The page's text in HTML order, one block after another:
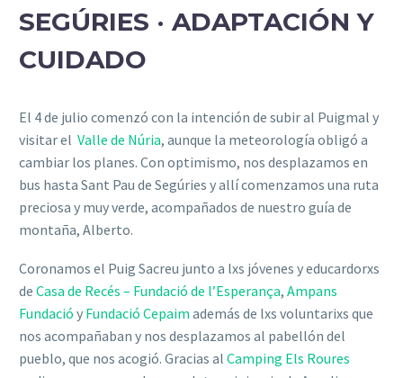
SEGÚRIES · ADAPTACIÓN Y
CUIDADO
El 4 de julio comenzó con la intención de subir al Puigmal y
visitarel Valle de Núria, aunque la meteorología obligó a
cambiar los planes. Con optimismo, nos desplazamos en
bus hasta Sant Pau de Segúries y allí comenzamos una ruta
preciosa y muy verde, acompañados de nuestro guía de
montaña, Alberto.
Coronamos el Puig Sacreu junto a lxs jóvenes y educardorxs
de Casa de Recés – Fundació de l’Esperança, Ampans
Fundació y Fundació Cepaim además de lxs voluntarixs que
nos acompañaban y nos desplazamos al pabellón del
pueblo, que nos acogió. Gracias al Camping Els Roures